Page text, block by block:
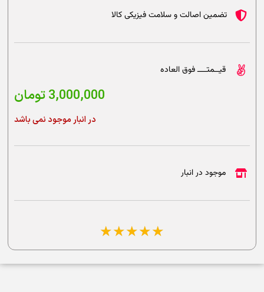
تضمین اصالت و سلامت فیزیکی کالا
قیــمتــــ فوق العاده
3,000,000تومان
در انبار موجود نمی باشد
موجود در انبار
☆
☆
☆
☆
☆